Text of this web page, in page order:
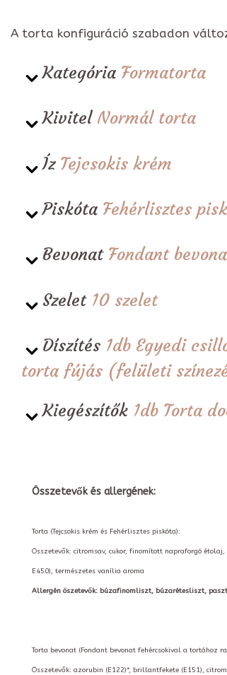
A torta konfiguráció szabadon
Kategória Formatorta
Kivitel Normál torta
Íz Tejcsokis krém
Piskóta Fehérlisztes
Bevonat Fondant
Szelet 10 szelet
Díszítés 1db Egyedi
torta fújás (felületi
Kiegészítők 1db Torta
Összetevők és allergének:
Torta (Tejcsokis krém és Fehérlisztes piskóta):
Összetevők: citromsav, cukor, finomított napraforgó
E450), természetes vanília aroma
Allergén öszetevők: búzafinomliszt, búzarétesliszt,
Torta bevonat (Fondant bevonat fehércsokival a tortához
Összetevők: azorubin (E122)*, brillantfekete (E151),